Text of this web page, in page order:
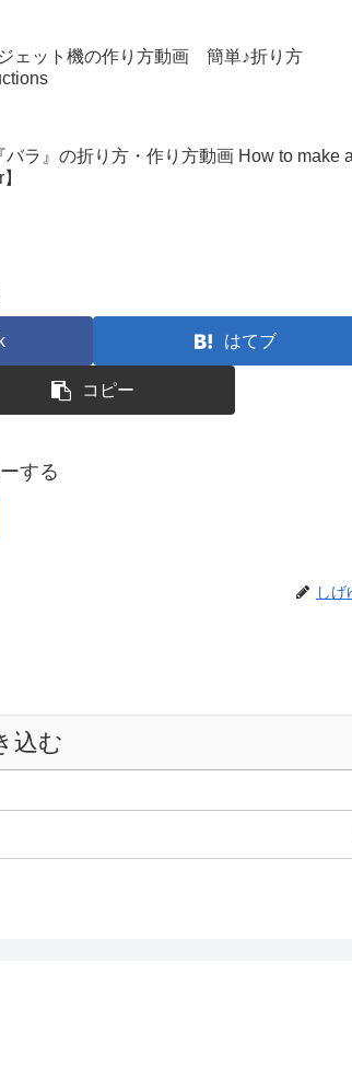
ット機の作り方動画 簡単♪折り方
ラ』の折り方・作り方動画 How to make a
はてブ
コピー
する
しげ
込む